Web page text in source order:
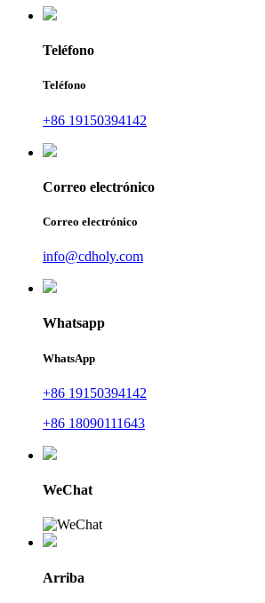
Teléfono
Teléfono
+86 19150394142
Correo electrónico
Correo electrónico
info@cdholy.com
Whatsapp
WhatsApp
+86 19150394142
+86 18090111643
WeChat
Arriba